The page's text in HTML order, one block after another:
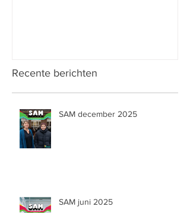
Recente berichten
SAM december 2025
SAM juni 2025